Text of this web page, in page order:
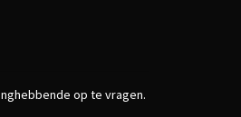
op te vragen.